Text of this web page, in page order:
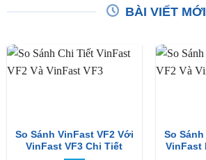
BÀI VIẾT MỚI
So Sánh VinFast VF2 Với
VinFast VF3 Chi Tiết
So
VinFast